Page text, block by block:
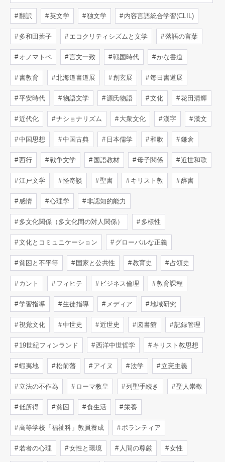
翻訳 英文学 独文学 内容言語統合学習(CLIL)
多和田葉子 エコクリティシズムと文学 落語の言葉
オノマトペ 言文一致 戦国時代 かな書道
書教育 北海道書道展 創玄展 毎日書道展
平安時代 物語文学 源氏物語 文化 花田清輝
近代化 ナショナリズム 大衆文化 漢字 漢文
中国思想 中国古典 日本儒学 和歌 鎌倉
西行 戦争文学 国語教材 母子関係 近世和歌
江戸文学 怪奇談 聖書 キリスト教 辞書
感情 心理学 非認知的能力
多文化関係（多文化間の対人関係） 多様性
文化とコミュニケーション グローバルな正義
貧困と不平等 国家と公共性 教育史 占領史
カント フィヒテ ビジネス倫理 教育課程
学習指導 生徒指導 メディア 地域研究
視覚文化 中世史 近世史 図書館 記録管理
19世紀フィンランド 西洋中世哲学 キリスト教思想
蝦夷地 松前藩 アイヌ 法学 立憲主義
立法の不作為 ローマ教皇 列聖手続き 聖人崇敬
低所得 貧困 食生活 栄養
高等学校「福祉科」教員養成 ボランティア
若者の心理 女性と環境 人間の尊厳 女性